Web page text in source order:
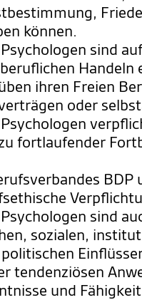
können.
sind
ihren Freien
oder
fortlaufender
BDP
sind
sozialen,
tendenziösen
und